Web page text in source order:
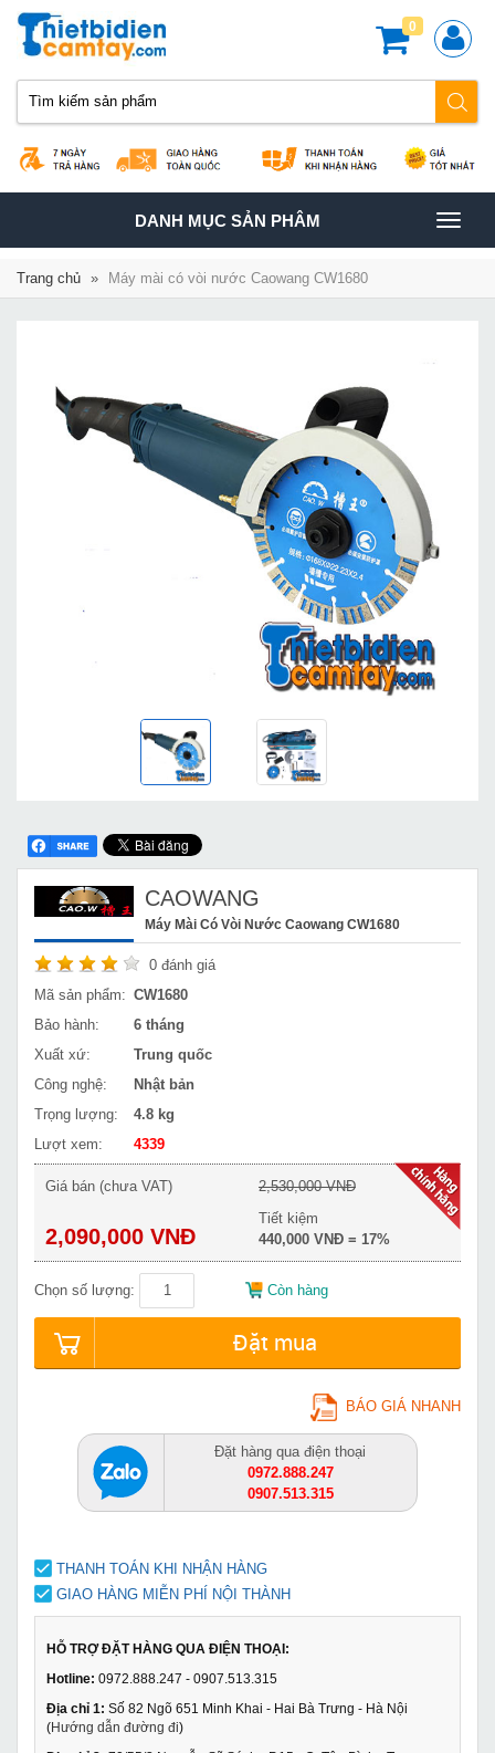
0
TOGGLE
NAVIGATION
DANH MỤC SẢN PHÂM
Trang chủ » Máy mài có vòi nước Caowang CW1680
CAOWANG
Máy Mài Có Vòi Nước Caowang CW1680
0 đánh giá
Mã sản phẩm: CW1680
Bảo hành:
6 tháng
Xuất xứ:
Trung quốc
Công nghệ:
Nhật bản
Trọng lượng:
4.8 kg
Lượt xem:
4339
Giá bán (chưa VAT)
2,090,000 VNĐ
2,530,000 VNĐ
Tiết kiệm
440,000 VNĐ = 17%
Chọn số lượng: Còn hàng
Đặt mua
BÁO GIÁ NHANH
Đặt hàng qua điện thoại
0972.888.247
0907.513.315
THANH TOÁN KHI NHẬN HÀNG
GIAO HÀNG MIỄN PHÍ NỘI THÀNH
HỖ TRỢ ĐẶT HÀNG QUA ĐIỆN THOẠI:
Hotline: 0972.888.247 - 0907.513.315
Địa chỉ 1: Số 82 Ngõ 651 Minh Khai - Hai Bà Trưng - Hà Nội
(Hướng dẫn đường đi)